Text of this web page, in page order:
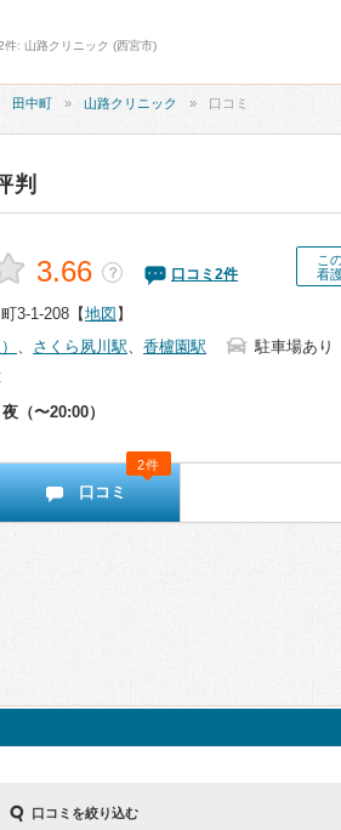
: 山路クリニック (西宮市)
田中町 山路クリニック 口コミ
判
こ
看
3.66 ？ 口コミ 2件
3-1-208 【地図 】
、 さくら夙川駅、 香櫨園駅 駐車場あり
夜（〜20:00）
口コミ
2件
口コミを絞り込む